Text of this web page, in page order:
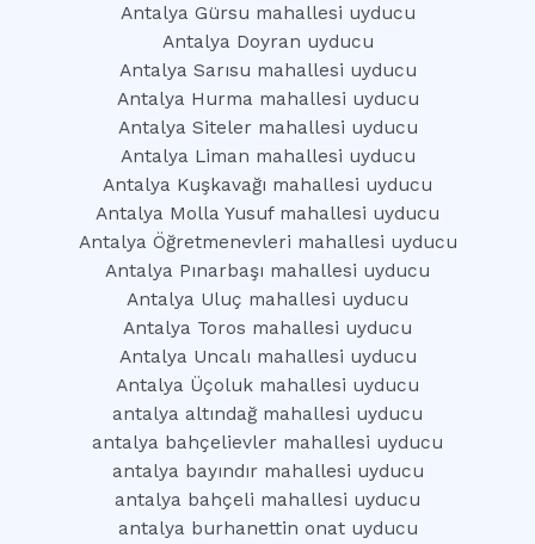
Antalya Gürsu mahallesi uyducu
Antalya Doyran uyducu
Antalya Sarısu mahallesi uyducu
Antalya Hurma mahallesi uyducu
Antalya Siteler mahallesi uyducu
Antalya Liman mahallesi uyducu
Antalya Kuşkavağı mahallesi uyducu
Antalya Molla Yusuf mahallesi uyducu
Antalya Öğretmenevleri mahallesi uyducu
Antalya Pınarbaşı mahallesi uyducu
Antalya Uluç mahallesi uyducu
Antalya Toros mahallesi uyducu
Antalya Uncalı mahallesi uyducu
Antalya Üçoluk mahallesi uyducu
antalya altındağ mahallesi uyducu
antalya bahçelievler mahallesi uyducu
antalya bayındır mahallesi uyducu
antalya bahçeli mahallesi uyducu
antalya burhanettin onat uyducu